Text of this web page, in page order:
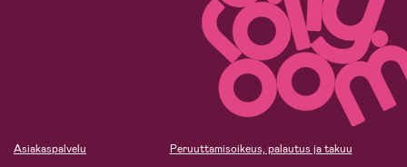
Asiakaspalvelu
Peruuttamisoikeus, palautus ja takuu